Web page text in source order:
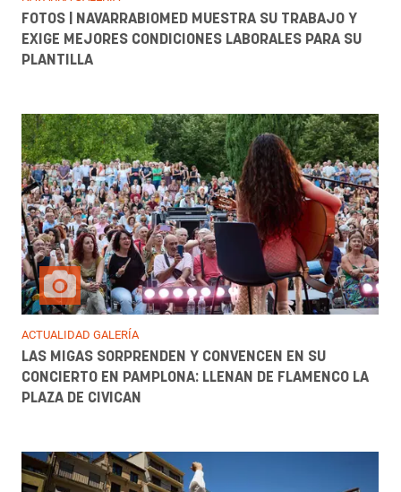
FOTOS | NAVARRABIOMED MUESTRA SU TRABAJO Y
EXIGE MEJORES CONDICIONES LABORALES PARA SU
PLANTILLA
ACTUALIDAD GALERÍA
LAS MIGAS SORPRENDEN Y CONVENCEN EN SU
CONCIERTO EN PAMPLONA: LLENAN DE FLAMENCO LA
PLAZA DE CIVICAN